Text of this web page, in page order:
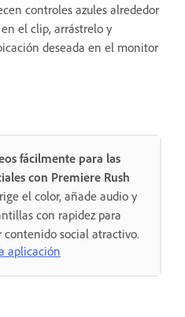
controles azules alrededor
el clip, arrástrelo y
deseada en el monitor
fácilmente para las
con Premiere Rush
el color, añade audio y
con rapidez para
contenido social atractivo.
aplicación